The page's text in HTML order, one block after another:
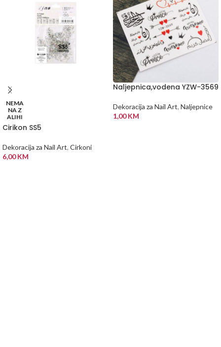
NEMA
NA Z
ALIHI
Cirikon SS5
Dekoracija za Nail Art, Cirkoni
6,00KM
Naljepnica,vodena YZW-3569
Dekoracija za Nail Art, Naljepnice
1,00KM